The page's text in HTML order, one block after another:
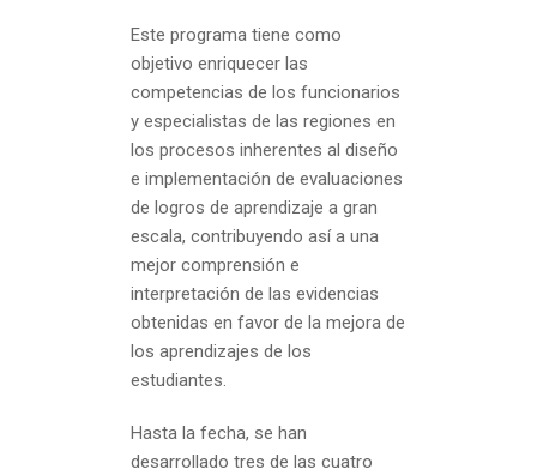
Este programa tiene como
objetivo enriquecer las
competencias de los funcionarios
y especialistas de las regiones en
los procesos inherentes al diseño
e implementación de evaluaciones
de logros de aprendizaje a gran
escala, contribuyendo así a una
mejor comprensión e
interpretación de las evidencias
obtenidas en favor de la mejora de
los aprendizajes de los
estudiantes.
Hasta la fecha, se han
desarrollado tres de las cuatro